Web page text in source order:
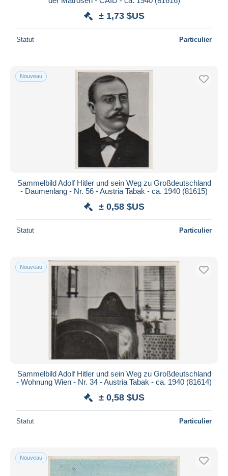
± 1,73 $US
Statut Particulier
Nouveau
Sammelbild Adolf Hitler und sein Weg zu Großdeutschland
- Daumenlang - Nr. 56 - Austria Tabak - ca. 1940 (81615)
± 0,58 $US
Statut Particulier
Nouveau
Sammelbild Adolf Hitler und sein Weg zu Großdeutschland
- Wohnung Wien - Nr. 34 - Austria Tabak - ca. 1940 (81614)
± 0,58 $US
Statut Particulier
Nouveau